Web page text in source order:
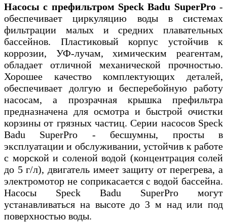
Насосы с префильтром Speck Badu SuperPro-
обеспечивает циркуляцию воды в системах
фильтрации малых и средних плавательных
бассейнов. Пластиковый корпус устойчив к
коррозии, УФ-лучам, химическим реагентам,
обладает отличной механической прочностью.
Хорошее качество комплектующих деталей,
обеспечивает долгую и бесперебойную работу
насосам, а прозрачная крышка префильтра
предназначена для осмотра и быстрой очистки
корзины от грязных частиц. Серии насосов Speck
Badu SuperPro - бесшумны, просты в
эксплуатации и обслуживании, устойчив к работе
с морской и соленой водой (концентрация солей
до 5 г/л), двигатель имеет защиту от перегрева, а
электромотор не соприкасается с водой бассейна.
Насосы Speck Badu SuperPro могут
устанавливаться на высоте до 3 м над или под
поверхностью воды.